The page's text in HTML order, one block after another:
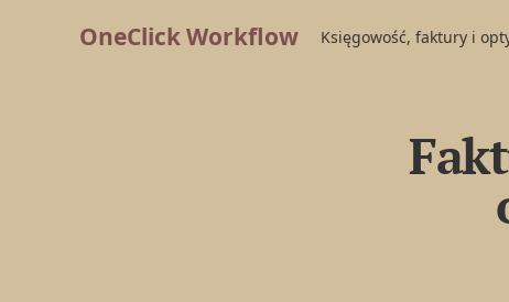
OneClick Workflow Księgowość, faktury i